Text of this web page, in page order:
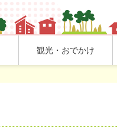
観光・おでかけ